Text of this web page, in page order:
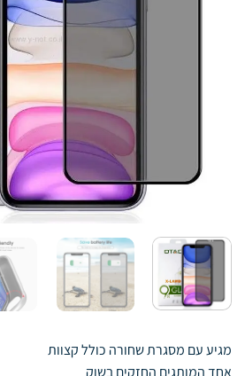
מגיע עם מסגרת שחורה כולל קצוות
אחד המותגים החזקים בשוק